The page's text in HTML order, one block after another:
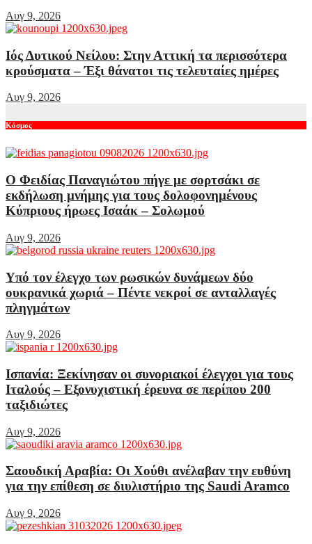
Αυγ 9, 2026
Ιός Δυτικού Νείλου: Στην Αττική τα περισσότερα
κρούσματα – Έξι θάνατοι τις τελευταίες ημέρες
Αυγ 9, 2026
Κόσμος
Ο Φειδίας Παναγιώτου πήγε με σορτσάκι σε
εκδήλωση μνήμης για τους δολοφονημένους
Κύπριους ήρωες Ισαάκ – Σολωμού
Αυγ 9, 2026
Υπό τον έλεγχο των ρωσικών δυνάμεων δύο
ουκρανικά χωριά – Πέντε νεκροί σε ανταλλαγές
πληγμάτων
Αυγ 9, 2026
Ισπανία: Ξεκίνησαν οι συνοριακοί έλεγχοι για τους
Ιταλούς – Εξονυχιστική έρευνα σε περίπου 200
ταξιδιώτες
Αυγ 9, 2026
Σαουδική Αραβία: Οι Χούθι ανέλαβαν την ευθύνη
για την επίθεση σε διυλιστήριο της Saudi Aramco
Αυγ 9, 2026